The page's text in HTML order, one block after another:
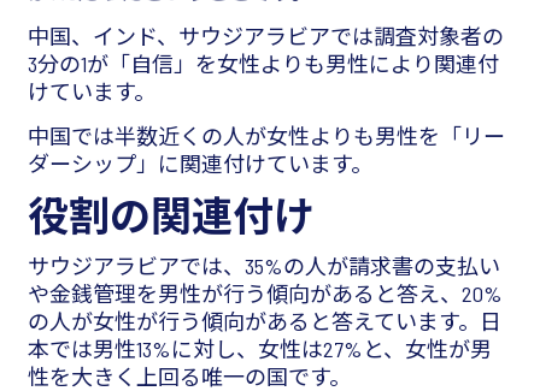
中国、インド、サウジアラビアでは調査対象者の
3分の1が「自信」を女性よりも男性により関連付
けています。
中国では半数近くの人が女性よりも男性を「リー
ダーシップ」に関連付けています。
役割の関連付け
サウジアラビアでは、35%の人が請求書の支払い
や金銭管理を男性が行う傾向があると答え、20%
の人が女性が行う傾向があると答えています。日
本では男性13%に対し、女性は27%と、女性が男
性を大きく上回る唯一の国です。